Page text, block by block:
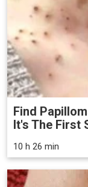
Find
It's The First
10 h 26 min